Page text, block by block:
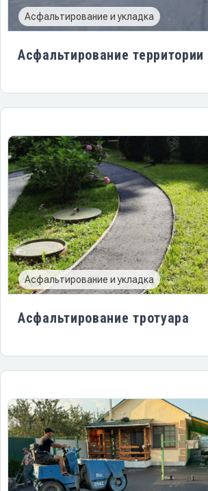
Асфальтирование и укладка
Асфальтирование
Асфальтирование и укладка
Асфальтирование тротуара